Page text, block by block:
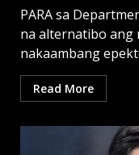
PARA sa
na alternatibo ang
nakaambang
Read More